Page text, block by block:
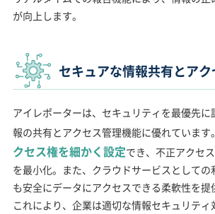
が向上します。
セキュアな情報共有とア
アイレポーターは、セキュリティを最優先
報の共有とアクセス管理機能に優れています。
クセス権を細かく設定でき、不正アクセ
を最小化。また、クラウドサービスとしての
も安全にデータにアクセスできる柔軟性を提
これにより、企業は適切な情報セキュリティ